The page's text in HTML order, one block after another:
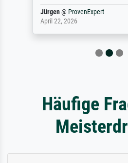
Jürgen@ ProvenExpert
April 22, 2026
Häufige